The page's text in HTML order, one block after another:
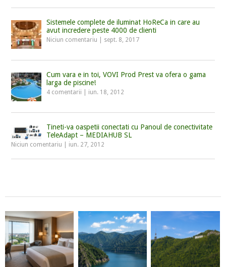
Sistemele complete de iluminat HoReCa in care au
avut incredere peste 4000 de clienti
Niciun comentariu sept. 8, 2017
Cum vara e in toi, VOVI Prod Prest va ofera o gama
larga de piscine!
4 comentarii iun. 18, 2012
Tineti-va oaspetii conectati cu Panoul de conectivitate
TeleAdapt – MEDIAHUB SL
Niciun comentariu iun. 27, 2012